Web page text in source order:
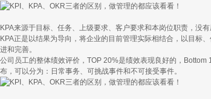
KPA来源于目标、任务、上级要求、客户要求和本岗位职责，没
KPA正是以结果为导向，将企业的目前管理实际相结合，以目标
进和完善。
公司员工的整体绩效评价，TOP 20%是绩效表现良好的，
布，可以分为：日常事务、可挑战事件和不可接受事件。